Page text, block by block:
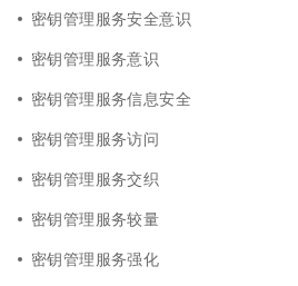
密钥管理服务安全意识
密钥管理服务意识
密钥管理服务信息安全
密钥管理服务访问
密钥管理服务交织
密钥管理服务较量
密钥管理服务强化